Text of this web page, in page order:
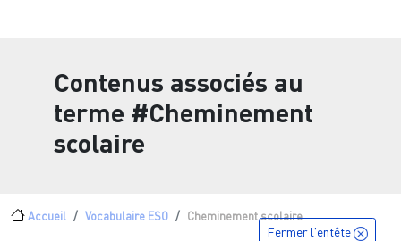
Contenus associés au
terme #Cheminement
scolaire
Fil d'Ariane
Accueil Vocabulaire ESO Cheminement scolaire
Fermer l'entête